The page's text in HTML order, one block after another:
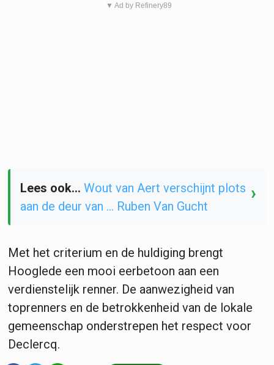
▼ Ad by Refinery89
Lees ook... Wout van Aert verschijnt plots
aan de deur van ... Ruben Van Gucht
›
Met het criterium en de huldiging brengt
Hooglede een mooi eerbetoon aan een
verdienstelijk renner. De aanwezigheid van
toprenners en de betrokkenheid van de lokale
gemeenschap onderstrepen het respect voor
Declercq.